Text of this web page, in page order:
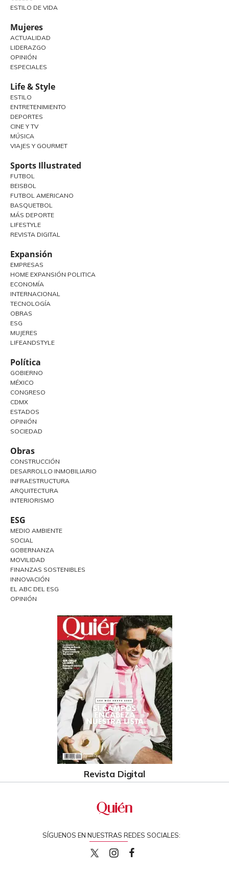
ESTILO DE VIDA
Mujeres
ACTUALIDAD
LIDERAZGO
OPINIÓN
ESPECIALES
Life & Style
ESTILO
ENTRETENIMIENTO
DEPORTES
CINE Y TV
MÚSICA
VIAJES Y GOURMET
Sports Illustrated
FUTBOL
BEISBOL
FUTBOL AMERICANO
BASQUETBOL
MÁS DEPORTE
LIFESTYLE
REVISTA DIGITAL
Expansión
EMPRESAS
HOME EXPANSIÓN POLITICA
ECONOMÍA
INTERNACIONAL
TECNOLOGÍA
OBRAS
ESG
MUJERES
LIFEANDSTYLE
Política
GOBIERNO
MÉXICO
CONGRESO
CDMX
ESTADOS
OPINIÓN
SOCIEDAD
Obras
CONSTRUCCIÓN
DESARROLLO INMOBILIARIO
INFRAESTRUCTURA
ARQUITECTURA
INTERIORISMO
ESG
MEDIO AMBIENTE
SOCIAL
GOBERNANZA
MOVILIDAD
FINANZAS SOSTENIBLES
INNOVACIÓN
EL ABC DEL ESG
OPINIÓN
Revista Digital
SÍGUENOS EN NUESTRAS REDES SOCIALES:
quiencom